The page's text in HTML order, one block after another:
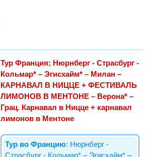
Тур Франция; Нюрнберг - Страсбург -
Кольмар* – Эгисхайм* – Милан –
КАРНАВАЛ В НИЦЦЕ + ФЕСТИВАЛЬ
ЛИМОНОВ В МЕНТОНЕ – Верона* –
Грац. Карнавал в Ницце + карнавал
лимонов в Ментоне
Тур во Францию: Нюрнберг -
Страсбург - Кольмар* – Эгисхайм* –